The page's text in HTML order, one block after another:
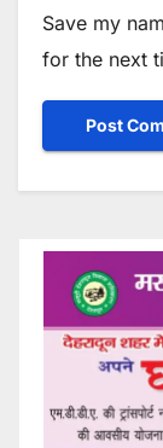
Save my
for the next